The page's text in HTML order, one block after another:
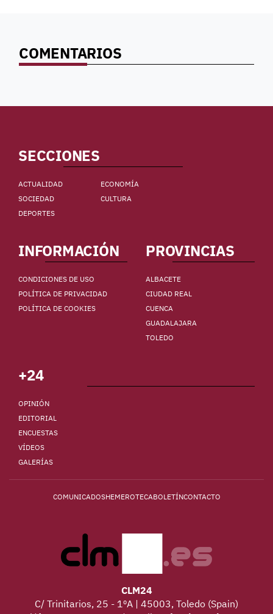
COMENTARIOS
SECCIONES
ACTUALIDAD
ECONOMÍA
SOCIEDAD
CULTURA
DEPORTES
INFORMACIÓN
CONDICIONES DE USO
POLÍTICA DE PRIVACIDAD
POLÍTICA DE COOKIES
PROVINCIAS
ALBACETE
CIUDAD REAL
CUENCA
GUADALAJARA
TOLEDO
+24
OPINIÓN
EDITORIAL
ENCUESTAS
VÍDEOS
GALERÍAS
COMUNICADOSHEMEROTECABOLETÍNCONTACTO
CLM24
C/ Trinitarios, 25 - 1ºA | 45003, Toledo (Spain)